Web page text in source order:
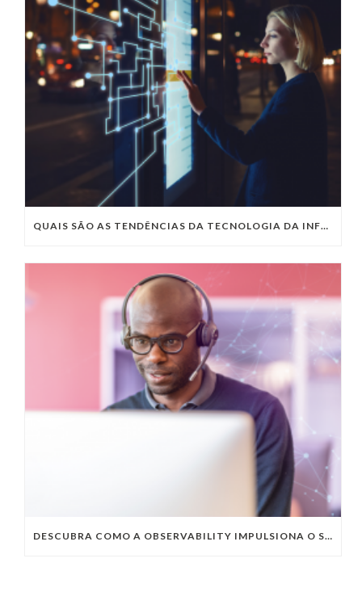
QUAIS SÃO AS TENDÊNCIAS DA TECNOLOGIA DA INFORMAÇÃO PARA 2023?
DESCUBRA COMO A OBSERVABILITY IMPULSIONA O SUCESSO DO SEU NEGÓCIO